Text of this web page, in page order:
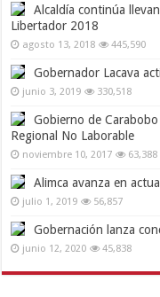
Alcaldía continúa
Libertador 2018
agosto 13, 2018 445,590
Gobernador Lacava
junio 3, 2019 330,518
Gobierno de
Regional No Laborable
noviembre 10, 2017 63,388
Alimca avanza en
julio 1, 2019 56,857
Gobernación lanza
junio 12, 2020 45,838